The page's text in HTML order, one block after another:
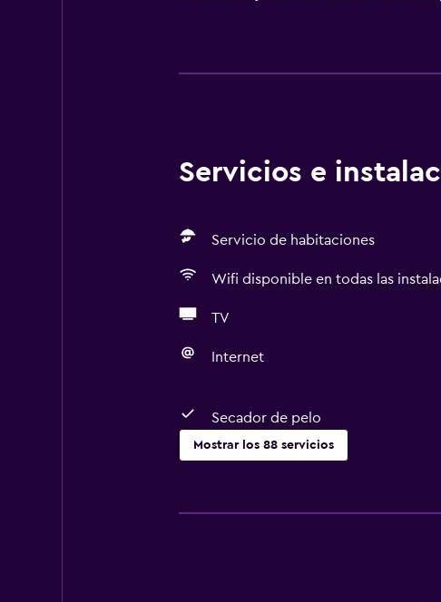
Servicios e
Servicio de habitaciones
Wifi disponible en todas las
TV
Internet
Secador de pelo
Mostrar los 88 servicios
Wifi gratis